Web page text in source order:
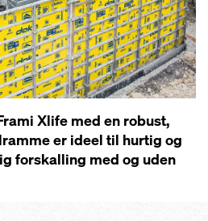
Xlife med en robust,
er ideel til hurtig og
forskalling med og uden